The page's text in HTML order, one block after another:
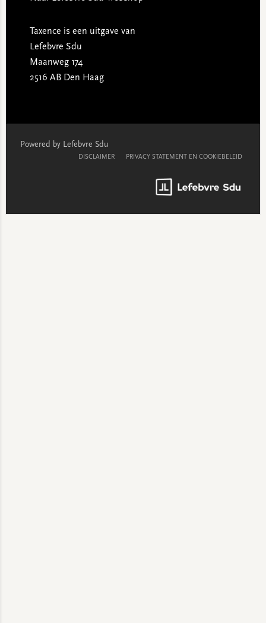
Taxence is een uitgave van
Lefebvre Sdu
Maanweg 174
2516 AB Den Haag
Powered by Lefebvre Sdu
DISCLAIMER PRIVACY STATEMENT EN COOKIEBELEID